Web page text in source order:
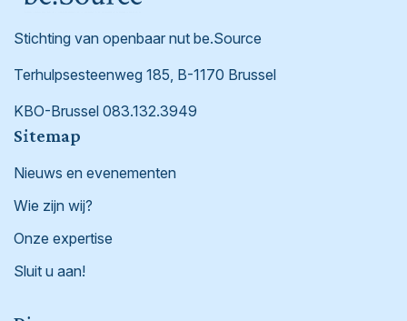
Stichting van openbaar nut be.Source
Terhulpsesteenweg 185, B-1170 Brussel
KBO-Brussel 083.132.3949
Footer
Sitemap
Nieuws en evenementen
Wie zijn wij?
Onze expertise
Sluit u aan!